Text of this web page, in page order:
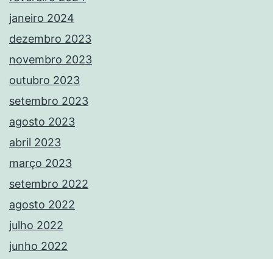
janeiro 2024
dezembro 2023
novembro 2023
outubro 2023
setembro 2023
agosto 2023
abril 2023
março 2023
setembro 2022
agosto 2022
julho 2022
junho 2022